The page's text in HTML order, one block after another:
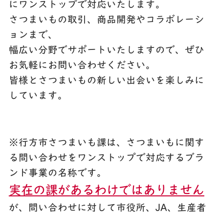
にワンストップで対応いたします。
さつまいもの取引、商品開発やコラボレーシ
ョンまで、
幅広い分野でサポートいたしますので、ぜひ
お気軽にお問い合わせください。
皆様とさつまいもの新しい出会いを楽しみに
しています。
※行方市さつまいも課は、さつまいもに関す
る問い合わせをワンストップで対応するブラ
ンド事業の名称です。
実在の課があるわけではありません
が、問い合わせに対して市役所、JA、生産者